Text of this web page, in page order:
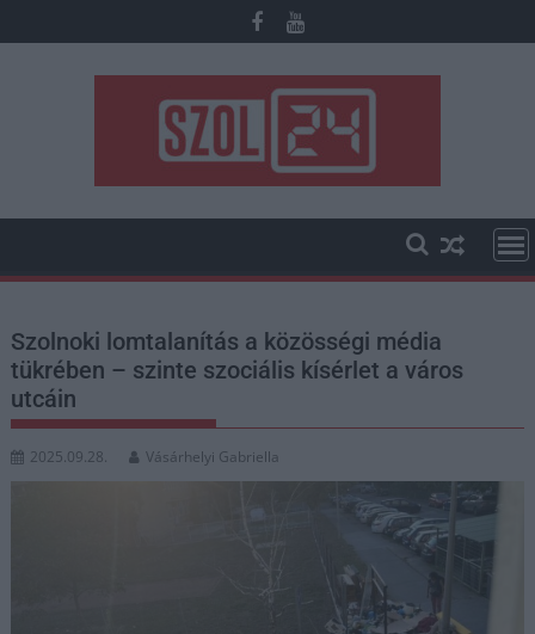
to
Szolnoki lomtalanítás a közösségi média
tükrében – szinte szociális kísérlet a város
utcáin
2025.09.28. Vásárhelyi Gabriella